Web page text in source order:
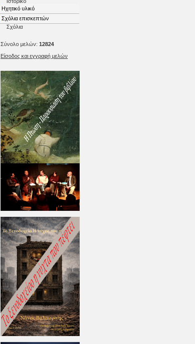
Ηχητικό υλικό
Σχόλια επισκεπτών
Σχόλια
Σύνολο μελών: 12824
Είσοδος και εγγραφή μελών